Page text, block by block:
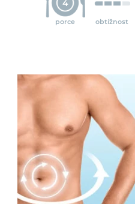
4
porce obtížnost